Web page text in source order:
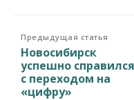
Предыдущая статья
Новосибирск
успешно справился
с переходом на
«цифру»